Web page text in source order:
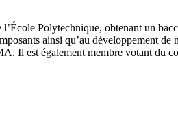
Polytechnique, obtenant un
ainsi qu’au développement
est également membre votant du